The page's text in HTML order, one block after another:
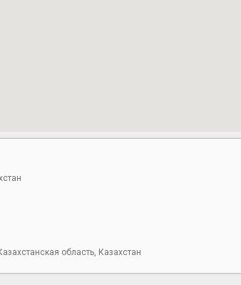
область, Казахстан